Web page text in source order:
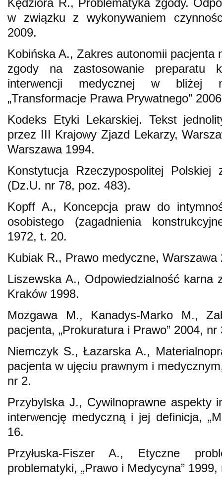
Kędziora R., Problematyka zgody.
w związku z wykonywaniem
2009.
Kobińska A., Zakres autonomii pacjenta
zgody na zastosowanie preparatu
interwencji medycznej w bliżej
„Transformacje Prawa Prywatnego”
Kodeks Etyki Lekarskiej. Tekst
przez III Krajowy Zjazd Lekarzy,
Warszawa 1994.
Konstytucja Rzeczypospolitej
(Dz.U. nr 78, poz. 483).
Kopff A., Koncepcja praw do
osobistego (zagadnienia
1972, t. 20.
Kubiak R., Prawo medyczne, Warszawa
Liszewska A., Odpowiedzialność karna
Kraków 1998.
Mozgawa M., Kanadys-Marko M.,
pacjenta, „Prokuratura i Prawo” 2004, nr
Niemczyk S., Łazarska A.,
pacjenta w ujęciu prawnym i
nr 2.
Przybylska J., Cywilnoprawne aspekty
interwencję medyczną i jej definicja,
16.
Przyłuska-Fiszer A., Etyczne
problematyki, „Prawo i Medycyna” 1999,